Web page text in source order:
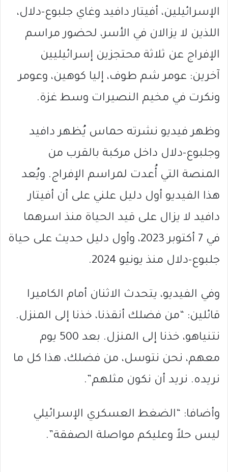
الإسرائيلين، أفيتار دافيد وغاي جلبوع-دلال،
اللذين لا يزالان في الأسر، لحضور مراسم
الإفراج عن ثلاثة محتجزين إسرائيليين
آخرين: عومر شم طوف، إليا كوهين، وعومر
ونكرت في مخيم النصيرات وسط غزة.
وظهر فيديو نشرته حماس يُظهر دافيد
وجلبوع-دلال داخل مركبة بالقرب من
المنصة التي أُعدت لمراسم الإفراج. ويُعد
هذا الفيديو أول دليل علني على أن أفيتار
دافيد لا يزال على قيد الحياة منذ اسرهما
في 7 أكتوبر 2023، وأول دليل حديث على حياة
جلبوع-دلال منذ يونيو 2024.
وفي الفيديو، يتحدث الاثنان أمام الكاميرا
قائلين: “من فضلك أنقذنا، خذنا إلى المنزل.
نتنياهو، خذنا إلى المنزل. بعد 500 يوم
معهم، نحن نتوسل، من فضلك، هذا كل ما
نريده. نريد أن نكون مثلهم”.
وأضافا: “الضغط العسكري الإسرائيلي
ليس حلاً وعليكم مواصلة الصفقة”.